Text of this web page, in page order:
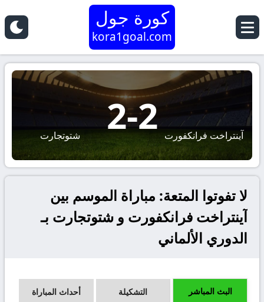
كورة جول
kora1goal.com
آينتراخت فرانكفورت 2
-
2 شتوتجارت
لا تفوتوا المتعة: مباراة الموسم بين
آينتراخت فرانكفورت و شتوتجارت بـ
الدوري الألماني
البث المباشر التشكيلة أحداث المباراة